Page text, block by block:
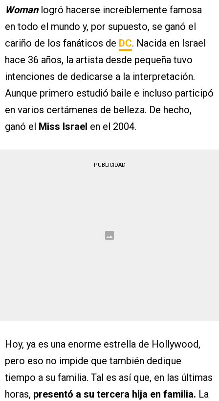
Woman logró hacerse increíblemente famosa
en todo el mundo y, por supuesto, se ganó el
cariño de los fanáticos de DC. Nacida en Israel
hace 36 años, la artista desde pequeña tuvo
intenciones de dedicarse a la interpretación.
Aunque primero estudió baile e incluso participó
en varios certámenes de belleza. De hecho,
ganó el Miss Israel en el 2004.
PUBLICIDAD
Hoy, ya es una enorme estrella de Hollywood,
pero eso no impide que también dedique
tiempo a su familia. Tal es así que, en las últimas
horas, presentó a su tercera hija en familia. La